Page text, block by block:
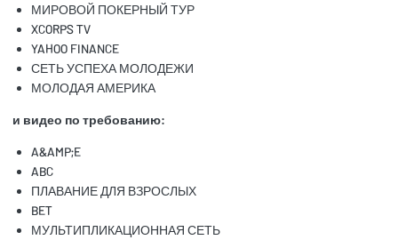
МИРОВОЙ ПОКЕРНЫЙ ТУР
XCORPS TV
YAHOO FINANCE
СЕТЬ УСПЕХА МОЛОДЕЖИ
МОЛОДАЯ АМЕРИКА
и видео по требованию:
A&AMP;E
ABC
ПЛАВАНИЕ ДЛЯ ВЗРОСЛЫХ
BET
МУЛЬТИПЛИКАЦИОННАЯ СЕТЬ